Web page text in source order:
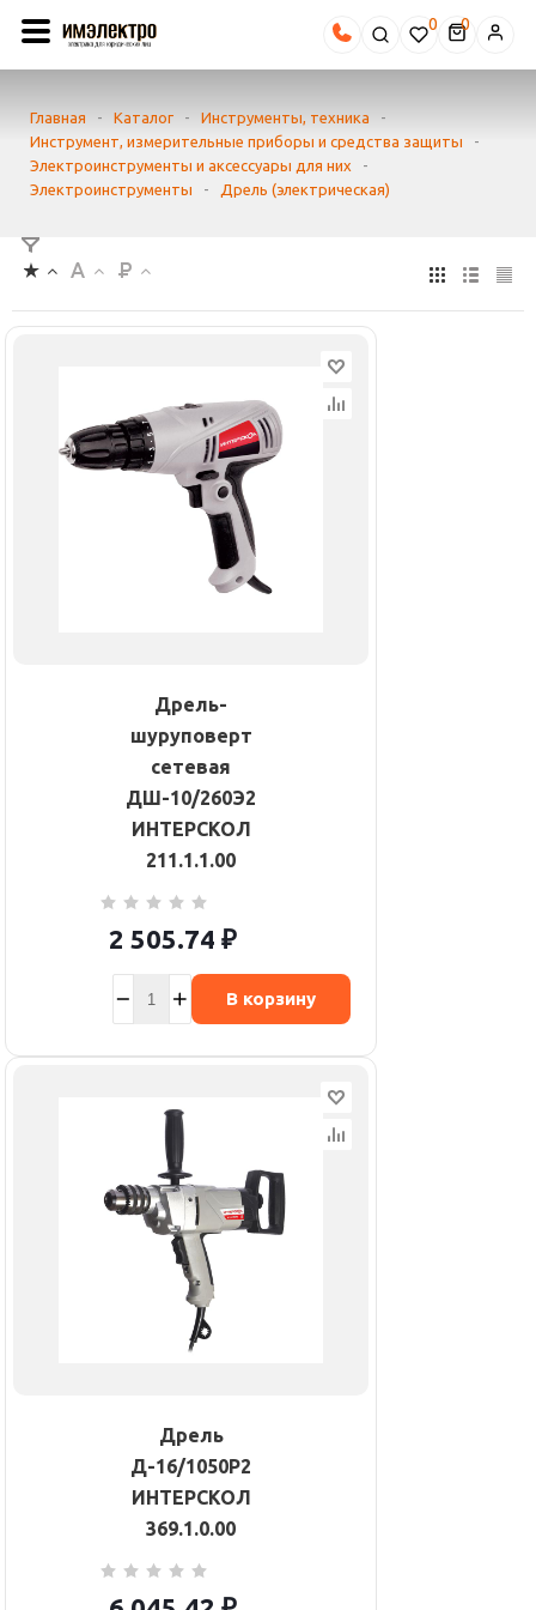
0
Главная - Каталог - Инструменты, техника
-
Инструмент, измерительные приборы и средства защиты
-
Электроинструменты и аксессуары для них
-
Электроинструменты
- Дрель (электрическая)
Дрель-
шуруповерт
сетевая
ДШ-10/260Э2
ИНТЕРСКОЛ
211.1.1.00
2 505.74 ₽
В корзину
Дрель
Д-16/1050Р2
ИНТЕРСКОЛ
369.1.0.00